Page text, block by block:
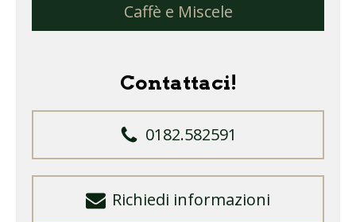
Caffè e Miscele
Contattaci!
0182.582591
Richiedi informazioni